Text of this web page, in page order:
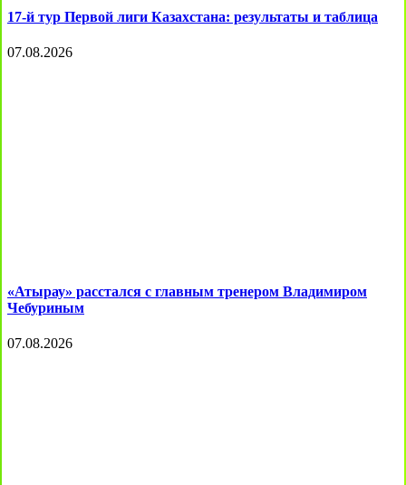
17-й тур Первой лиги Казахстана: результаты и таблица
07.08.2026
«Атырау» расстался с главным тренером Владимиром
Чебуриным
07.08.2026